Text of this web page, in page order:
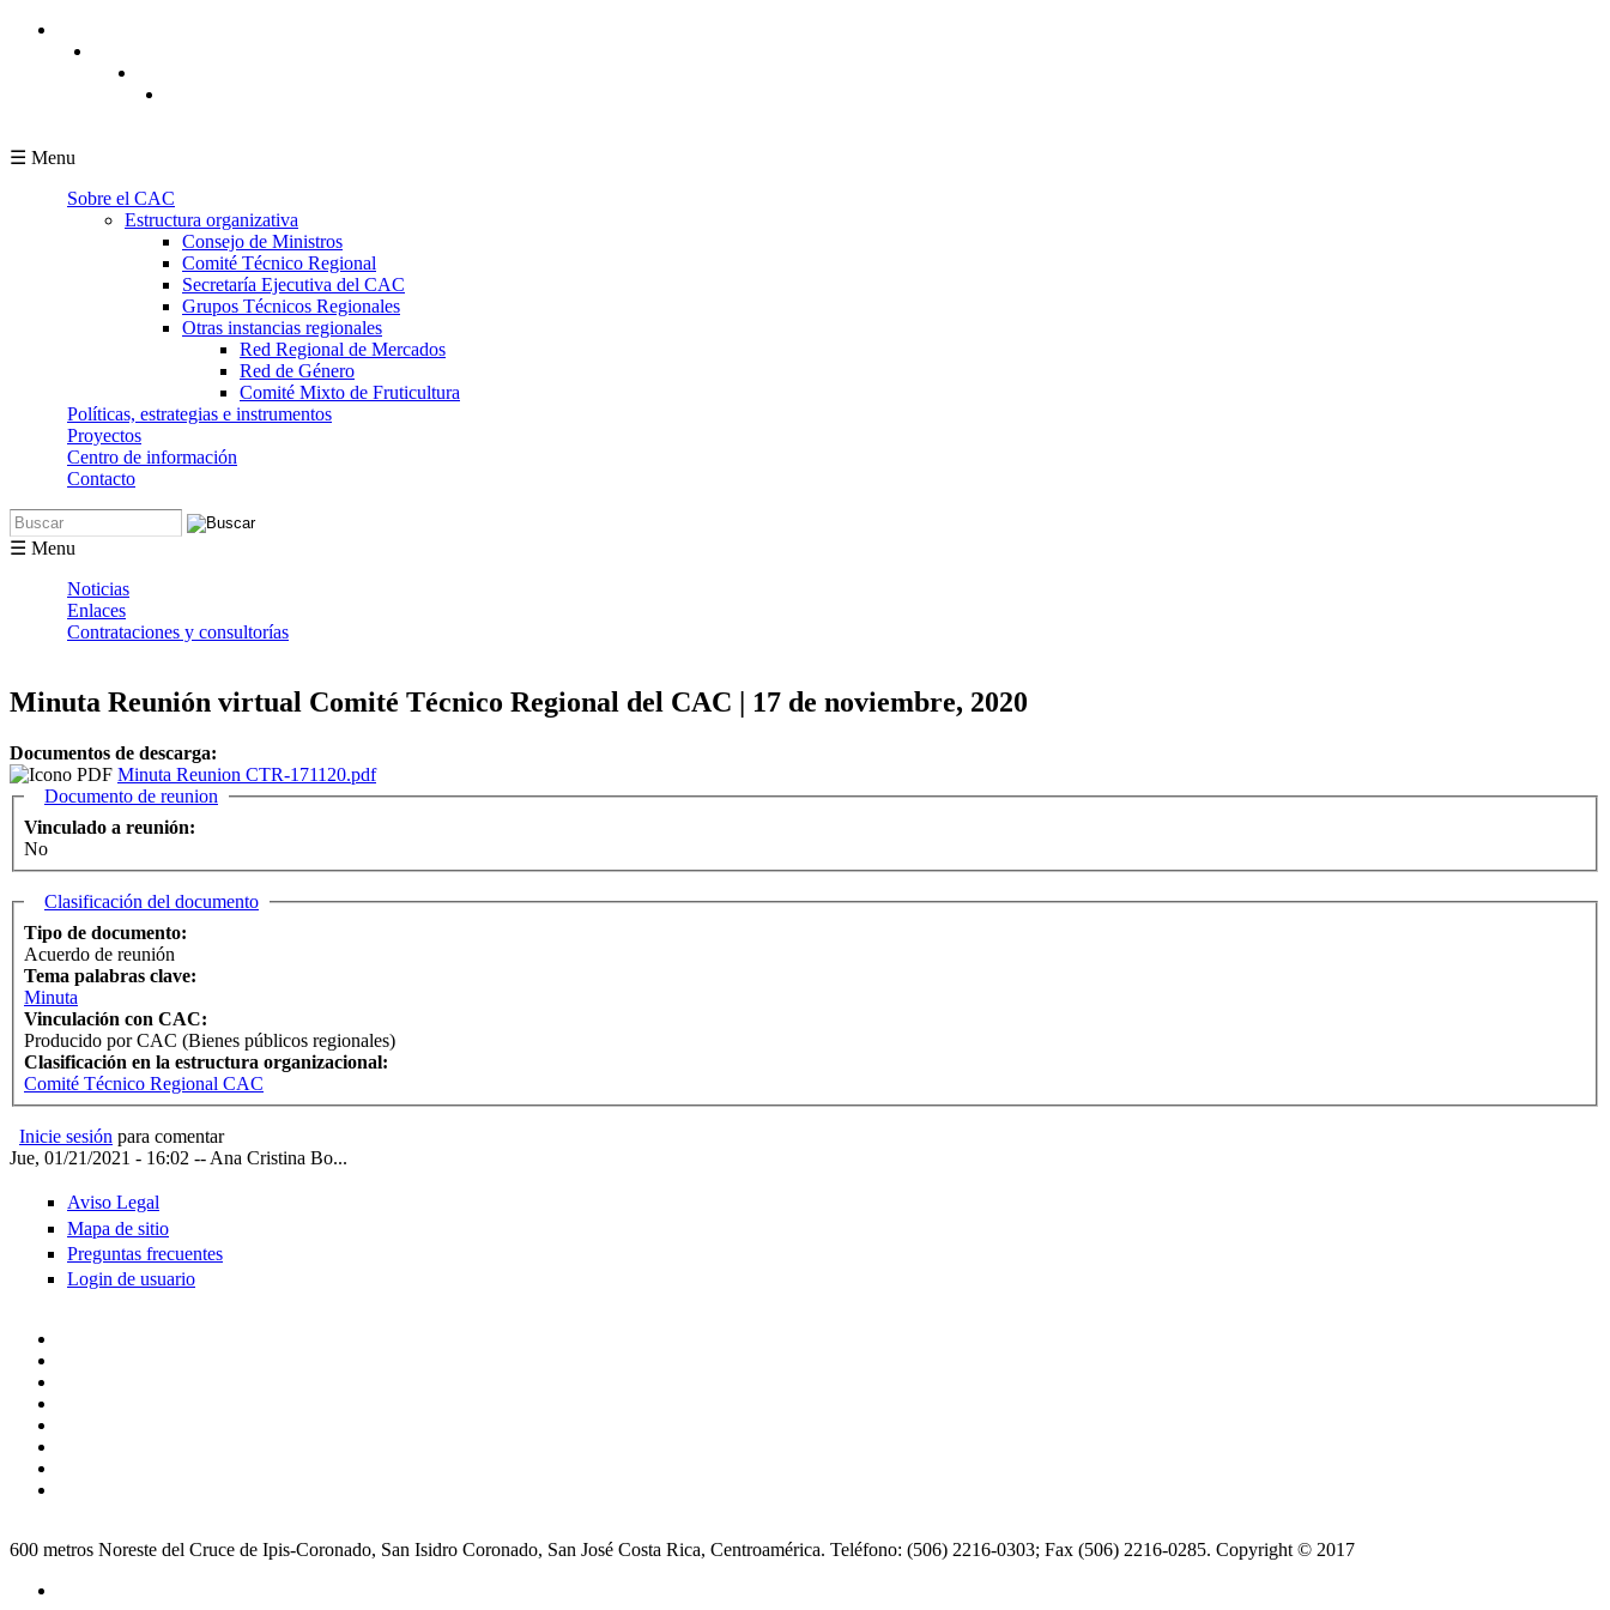
Pasar al contenido principal
☰ Menu
Sobre el CAC
Estructura organizativa
Consejo de Ministros
Comité Técnico Regional
Secretaría Ejecutiva del CAC
Grupos Técnicos Regionales
Otras instancias regionales
Red Regional de Mercados
Red de Género
Comité Mixto de Fruticultura
Políticas, estrategias e instrumentos
Proyectos
Centro de información
Contacto
Formulario de búsqueda
Buscar
☰ Menu
Noticias
Enlaces
Contrataciones y consultorías
Minuta Reunión virtual Comité Técnico Regional del CAC | 17 de noviembre, 2020
Documentos de descarga:
Minuta Reunion CTR-171120.pdf
Ocultar
Documento de reunion
Vinculado a reunión:
No
Ocultar
Clasificación del documento
Tipo de documento:
Acuerdo de reunión
Tema palabras clave:
Minuta
Vinculación con CAC:
Producido por CAC (Bienes públicos regionales)
Clasificación en la estructura organizacional:
Comité Técnico Regional CAC
Inicie sesión para comentar
Jue, 01/21/2021 - 16:02 -- Ana Cristina Bo...
Aviso Legal
Mapa de sitio
Preguntas frecuentes
Login de usuario
600 metros Noreste del Cruce de Ipis-Coronado, San Isidro Coronado, San José Costa Rica, Centroamérica. Teléfono: (506) 2216-0303; Fax (506) 2216-0285. Copyright © 2017